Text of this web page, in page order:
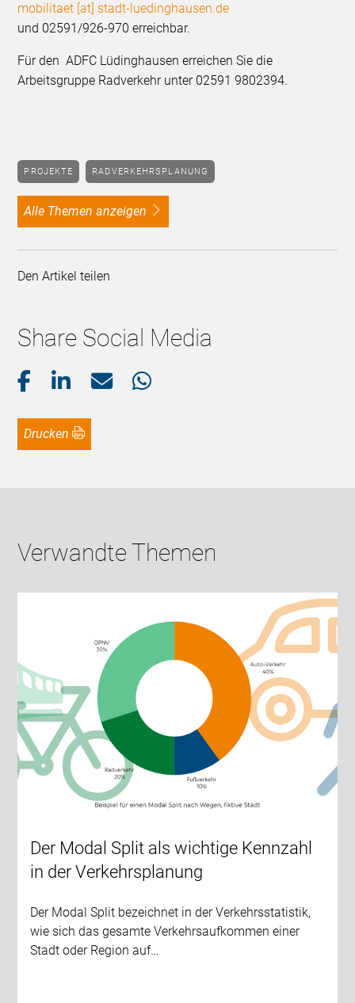
mobilitaet [at] stadt-luedinghausen.de
und 02591/926-970 erreichbar.
Für den ADFC Lüdinghausen erreichen Sie die
Arbeitsgruppe Radverkehr unter 02591 9802394.
PROJEKTE RADVERKEHRSPLANUNG
alle Themen anzeigen
Den Artikel teilen
Share Social Media
Drucken
Verwandte Themen
Der Modal Split als wichtige Kennzahl
in der Verkehrsplanung
Der Modal Split bezeichnet in der Verkehrsstatistik,
wie sich das gesamte Verkehrsaufkommen einer
Stadt oder Region auf…